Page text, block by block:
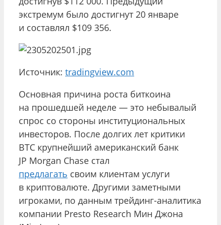
экстремум было достигнут 20 январе
и составлял $109 356.
Источник: tradingview.com
Основная причина роста биткоина
на прошедшей неделе — это небывалый
спрос со стороны институциональных
инвесторов. После долгих лет критики
BTC крупнейший американский банк
JP Morgan Chase стал
предлагать своим клиентам услуги
в криптовалюте. Другими заметными
игроками, по данным трейдинг-аналитика
компании Presto Research Мин Джона